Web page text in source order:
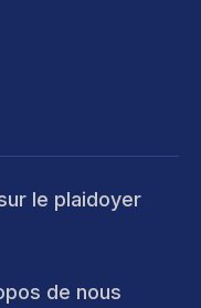
le plaidoyer
de nous